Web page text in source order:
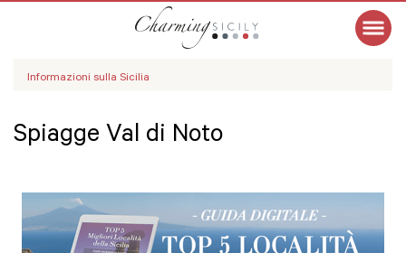
Informazioni sulla Sicilia
Spiagge Val di Noto